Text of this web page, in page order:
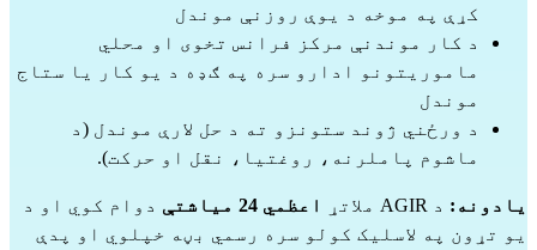
کړې په موخه د یوې روزنې موندل
د کار موندنې مرکز فرانس تخوی او محلي
ماموریتونو ادارو سره په ګډه د یو کار یا ستاج
موندل
د ورځني ژوند ستونزو ته د حل لارې موندل (د
ماشوم پاملرنه، روغتیا، نقل او حرکت).
یادونه: د AGIR ملاتړ اعظمي 24 میاشتې
دوام کوي او د
یو تړون په لاسلیک کولو سره رسمي بڼه خپلوي او پدې